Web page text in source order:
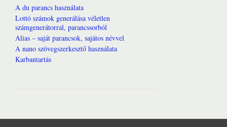
A du parancs használata
Lottó számok generálása véletlen
számgenerátorral, parancssorból
Alias – saját parancsok, sajátos névvel
A nano szövegszerkesztő használata
Karbantartás